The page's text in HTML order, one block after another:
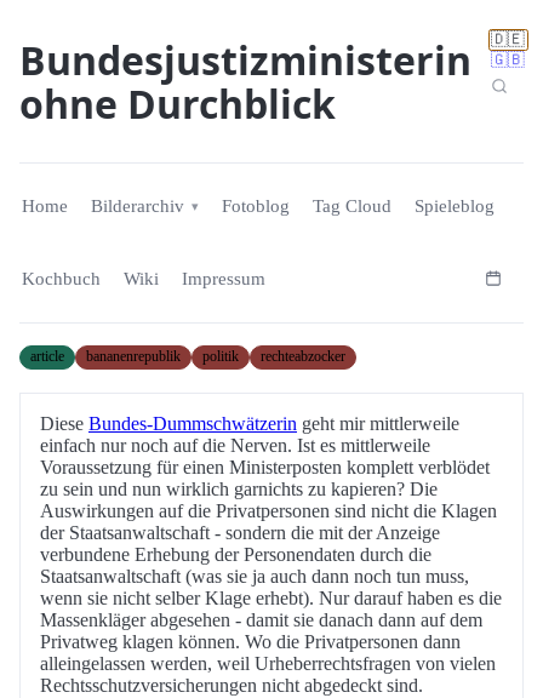
🇩🇪
🇬🇧
Bundesjustizministerin
ohne Durchblick
Home Bilderarchiv Fotoblog Tag Cloud Spieleblog
Kochbuch Wiki Impressum
article bananenrepublik politik rechteabzocker
Diese Bundes-Dummschwätzerin geht mir mittlerweile
einfach nur noch auf die Nerven. Ist es mittlerweile
Voraussetzung für einen Ministerposten komplett verblödet
zu sein und nun wirklich garnichts zu kapieren? Die
Auswirkungen auf die Privatpersonen sind nicht die Klagen
der Staatsanwaltschaft - sondern die mit der Anzeige
verbundene Erhebung der Personendaten durch die
Staatsanwaltschaft (was sie ja auch dann noch tun muss,
wenn sie nicht selber Klage erhebt). Nur darauf haben es die
Massenkläger abgesehen - damit sie danach dann auf dem
Privatweg klagen können. Wo die Privatpersonen dann
alleingelassen werden, weil Urheberrechtsfragen von vielen
Rechtsschutzversicherungen nicht abgedeckt sind.